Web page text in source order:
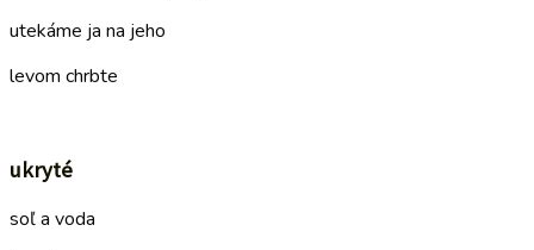
utekáme ja na jeho
levom chrbte
ukryté
soľ a voda